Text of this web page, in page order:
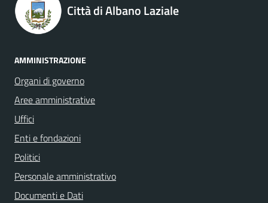
Città di Albano Laziale
AMMINISTRAZIONE
Organi di governo
Aree amministrative
Uffici
Enti e fondazioni
Politici
Personale amministrativo
Documenti e Dati